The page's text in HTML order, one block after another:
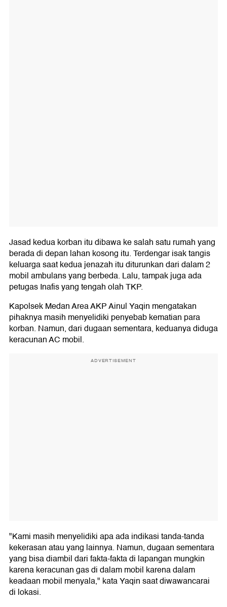
Jasad kedua korban itu dibawa ke salah satu rumah yang
berada di depan lahan kosong itu. Terdengar isak tangis
keluarga saat kedua jenazah itu diturunkan dari dalam 2
mobil ambulans yang berbeda. Lalu, tampak juga ada
petugas Inafis yang tengah olah TKP.
Kapolsek Medan Area AKP Ainul Yaqin mengatakan
pihaknya masih menyelidiki penyebab kematian para
korban. Namun, dari dugaan sementara, keduanya diduga
keracunan AC mobil.
ADVERTISEMENT
"Kami masih menyelidiki apa ada indikasi tanda-tanda
kekerasan atau yang lainnya. Namun, dugaan sementara
yang bisa diambil dari fakta-fakta di lapangan mungkin
karena keracunan gas di dalam mobil karena dalam
keadaan mobil menyala," kata Yaqin saat diwawancarai
di lokasi.